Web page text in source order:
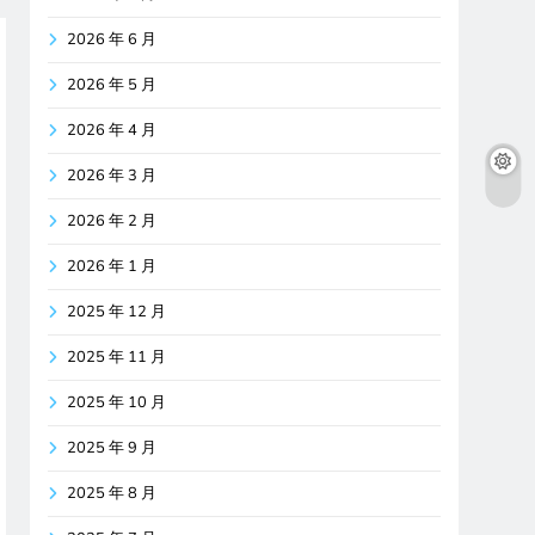
2026 年 6 月
2026 年 5 月
2026 年 4 月
2026 年 3 月
2026 年 2 月
2026 年 1 月
2025 年 12 月
2025 年 11 月
2025 年 10 月
2025 年 9 月
2025 年 8 月